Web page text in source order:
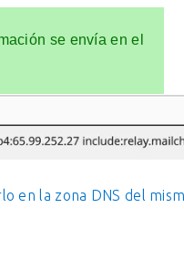
se envía en el
en la zona DNS del